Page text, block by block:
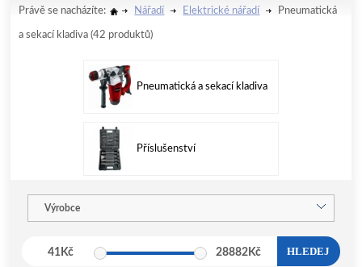
Právě se nacházíte: Nářadí Elektrické nářadí Pneumatická
a sekací kladiva (42 produktů)
Pneumatická a sekací kladiva
Příslušenství
Výrobce
41Kč 28882 Kč HLEDEJ